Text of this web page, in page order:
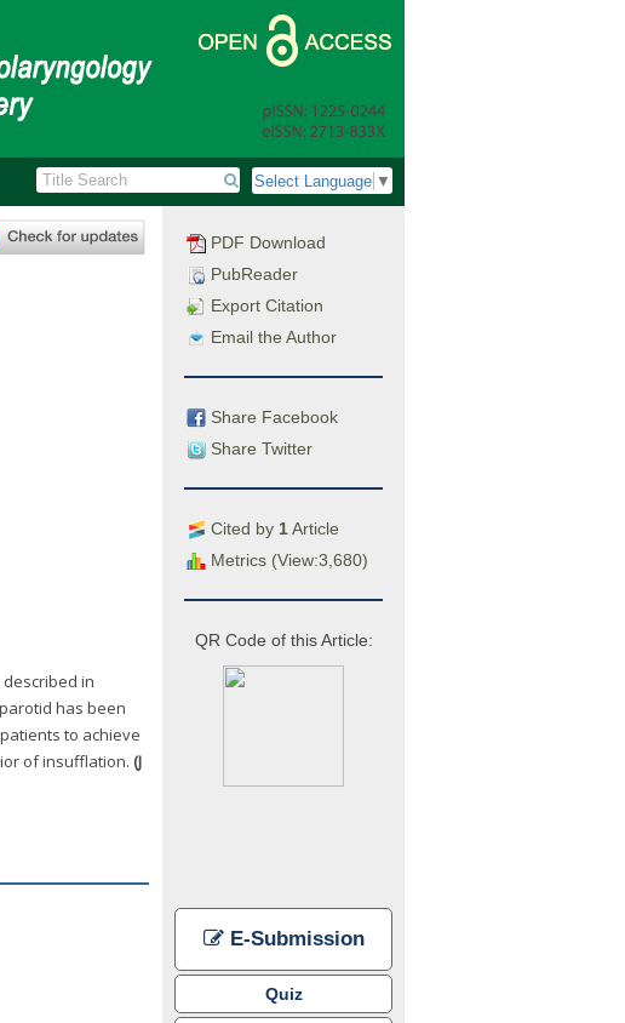
Select Language ▼
PDF Download
PubReader
Export Citation
Email the Author
Share Facebook
Share Twitter
Cited by 1Article
Metrics (View:3,680)
QR Code of this Article:
E-Submission
Quiz
in
has been
to achieve
of insufflation. (J